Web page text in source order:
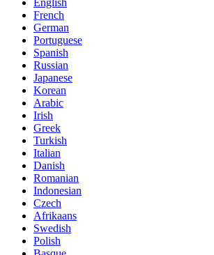
English
French
German
Portuguese
Spanish
Russian
Japanese
Korean
Arabic
Irish
Greek
Turkish
Italian
Danish
Romanian
Indonesian
Czech
Afrikaans
Swedish
Polish